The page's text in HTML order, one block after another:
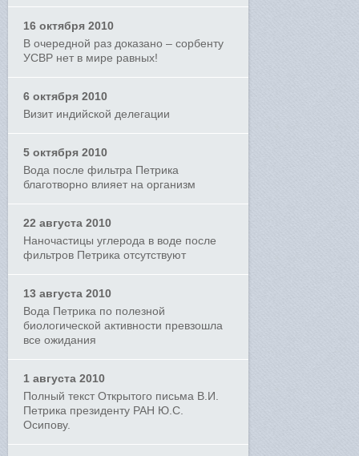
16 октября 2010
В очередной раз доказано – сорбенту
УСВР нет в мире равных!
6 октября 2010
Визит индийской делегации
5 октября 2010
Вода после фильтра Петрика
благотворно влияет на организм
22 августа 2010
Наночастицы углерода в воде после
фильтров Петрика отсутствуют
13 августа 2010
Вода Петрика по полезной
биологической активности превзошла
все ожидания
1 августа 2010
Полный текст Открытого письма В.И.
Петрика президенту РАН Ю.С.
Осипову.